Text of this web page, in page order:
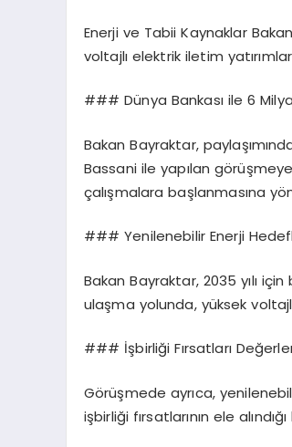
Enerji ve Tabii Kaynaklar
voltajlı elektrik iletim
### Dünya Bankası ile 6
Bakan Bayraktar,
Bassani ile yapılan
çalışmalara başlanmasına
### Yenilenebilir Enerji
Bakan Bayraktar, 2035 yılı
ulaşma yolunda, yüksek
### İşbirliği Fırsatları
Görüşmede ayrıca,
işbirliği fırsatlarının ele